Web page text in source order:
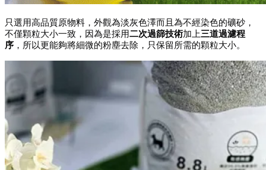
只選用高品質原物料，外觀為淡灰色澤而且為不經染色的礦砂，
不僅顆粒大小一致，因為是採用二次過篩技術加上三道過濾程
序 ，所以更能夠將細微的粉塵去除，只保留所需的顆粒大小。